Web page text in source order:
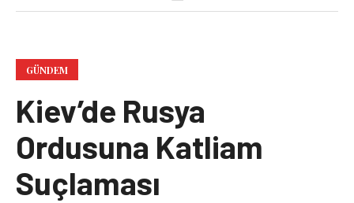
GÜNDEM
Kiev’de Rusya
Ordusuna Katliam
Suçlaması